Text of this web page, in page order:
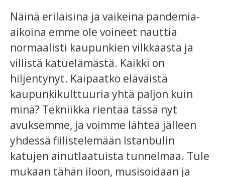
Näinä erilaisina ja vaikeina pandemia-
aikoina emme ole voineet nauttia
normaalisti kaupunkien vilkkaasta ja
villistä katuelämästä. Kaikki on
hiljentynyt. Kaipaatko eläväistä
kaupunkikulttuuria yhtä paljon kuin
minä? Tekniikka rientää tässä nyt
avuksemme, ja voimme lähteä jälleen
yhdessä fiilistelemään Istanbulin
katujen ainutlaatuista tunnelmaa. Tule
mukaan tähän iloon, musisoidaan ja